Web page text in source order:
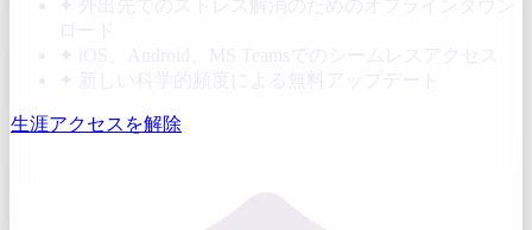
生涯アクセスを解除